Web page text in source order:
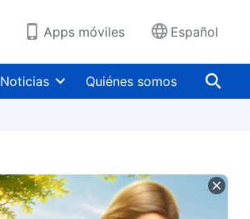
Apps móviles Español
Noticias Quiénes somos